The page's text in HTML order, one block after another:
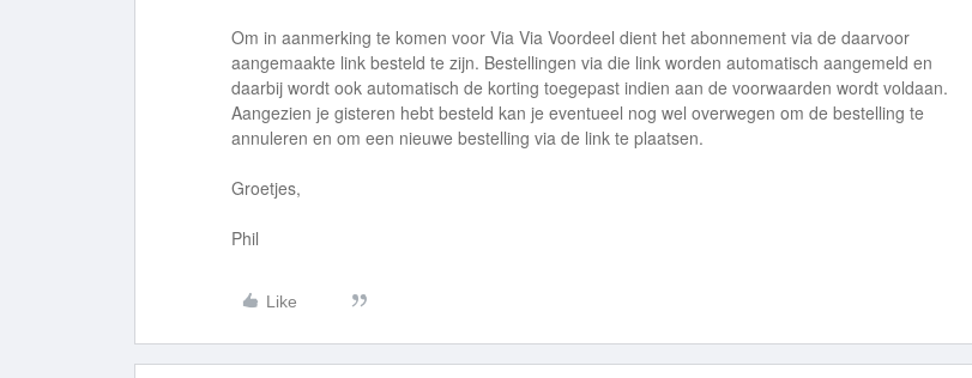
Om in aanmerking te komen voor Via Via Voordeel dient het abonnement via de daarvoor
aangemaakte link besteld te zijn. Bestellingen via die link worden automatisch aangemeld en
daarbij wordt ook automatisch de korting toegepast indien aan de voorwaarden wordt voldaan.
Aangezien je gisteren hebt besteld kan je eventueel nog wel overwegen om de bestelling te
annuleren en om een nieuwe bestelling via de link te plaatsen.
Groetjes,
Phil
Like